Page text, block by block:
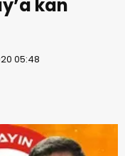
kan
05:48